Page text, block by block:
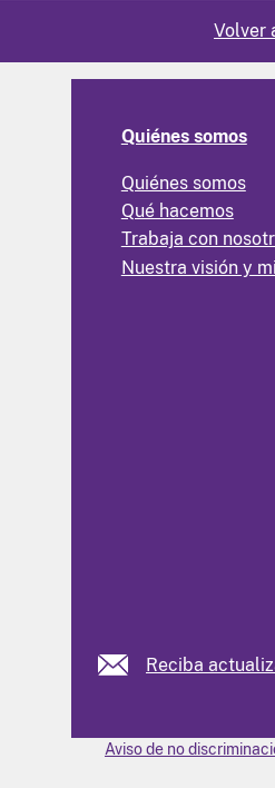
Volver
Quiénes somos
Quiénes somos
Qué hacemos
Trabaja con
Nuestra visión y
Reciba
Aviso de no